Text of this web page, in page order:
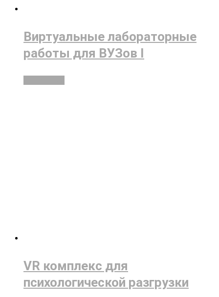
Виртуальные лабораторные
работы для ВУЗов I
VR комплекс для
психологической разгрузки